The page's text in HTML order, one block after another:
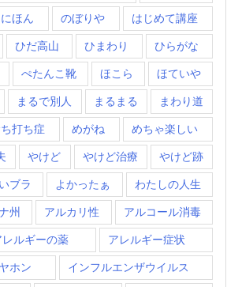
にほん のぼりや はじめて講座
ひだ高山 ひまわり ひらがな
ぺたんこ靴 ほこら ほていや
まるで別人 まるまる まわり道
打ち症 めがね めちゃ楽しい
やけど やけど治療 やけど跡
ブラ よかったぁ わたしの人生
州 アルカリ性 アルコール消毒
レルギーの薬 アレルギー症状
ホン インフルエンザウイルス